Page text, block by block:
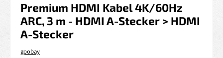
Premium HDMI Kabel 4K/60Hz
ARC, 3 m - HDMI A-Stecker > HDMI
A-Stecker
goobay